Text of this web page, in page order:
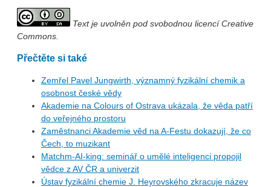
Text je uvolněn pod svobodnou licencí Creative
Commons.
Přečtěte si také
Zemřel Pavel Jungwirth, významný fyzikální chemik a
osobnost české vědy
Akademie na Colours of Ostrava ukázala, že věda patří
do veřejného prostoru
Zaměstnanci Akademie věd na A-Festu dokazují, že co
Čech, to muzikant
Matchm-AI-king: seminář o umělé inteligenci propojil
vědce z AV ČR a univerzit
Ústav fyzikální chemie J. Heyrovského zkracuje název